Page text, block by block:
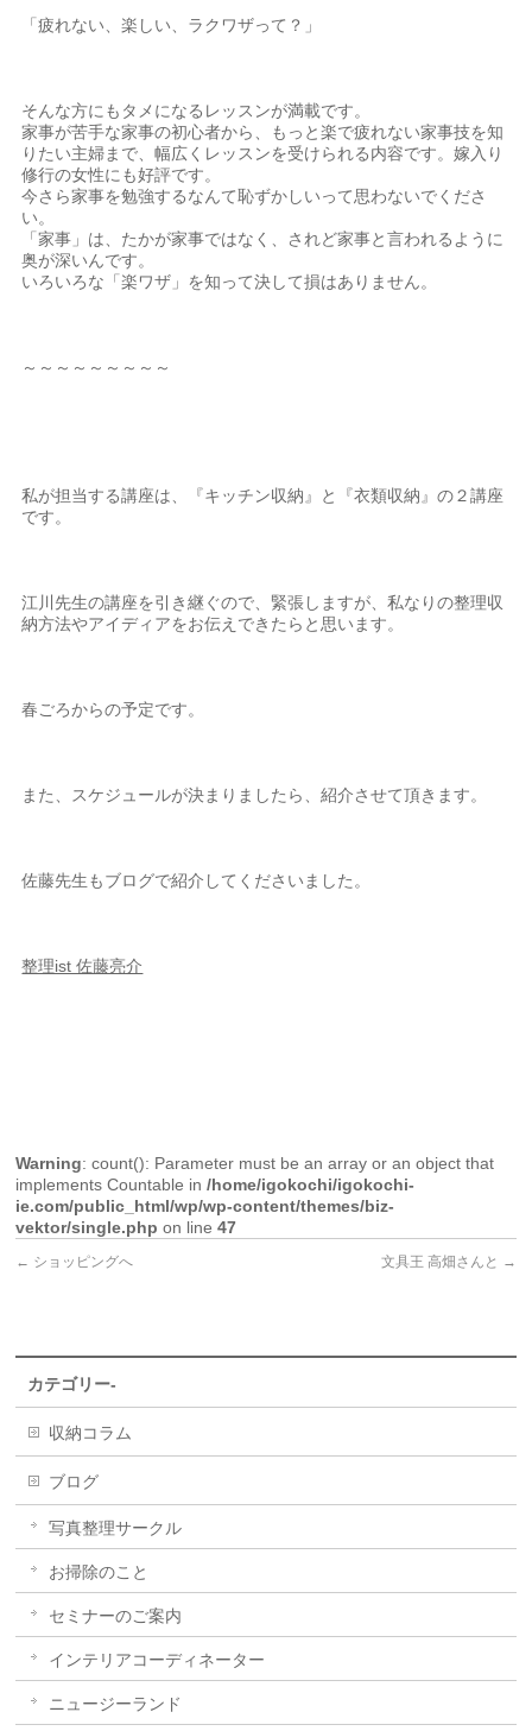
「疲れない、楽しい、ラクワザって？」
そんな方にもタメになるレッスンが満載です。
家事が苦手な家事の初心者から、もっと楽で疲れない家事技を知
りたい主婦まで、幅広くレッスンを受けられる内容です。嫁入り
修行の女性にも好評です。
今さら家事を勉強するなんて恥ずかしいって思わないでくださ
い。
「家事」は、たかが家事ではなく、されど家事と言われるように
奥が深いんです。
いろいろな「楽ワザ」を知って決して損はありません。
～～～～～～～～～
私が担当する講座は、『キッチン収納』と『衣類収納』の２講座
です。
江川先生の講座を引き継ぐので、緊張しますが、私なりの整理収
納方法やアイディアをお伝えできたらと思います。
春ごろからの予定です。
また、スケジュールが決まりましたら、紹介させて頂きます。
佐藤先生もブログで紹介してくださいました。
整理ist 佐藤亮介
Warning: count(): Parameter must be an array or an object that
implements Countable in/home/igokochi/igokochi-
ie.com/public_html/wp/wp-content/themes/biz-
vektor/single.php on line47
← ショッピングへ 文具王 高畑さんと →
カテゴリー-
収納コラム
ブログ
写真整理サークル
お掃除のこと
セミナーのご案内
インテリアコーディネーター
ニュージーランド